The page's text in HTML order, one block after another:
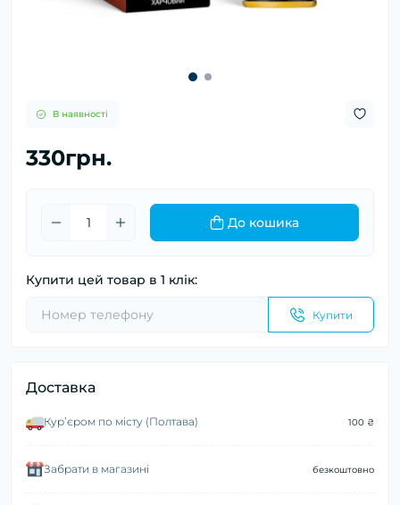
В наявності
330грн.
До кошика
Купити цей товар в 1 клік:
Купити
Доставка
Курʼєром по місту (Полтава) 100 ₴
Забрати в магазині безкоштовно